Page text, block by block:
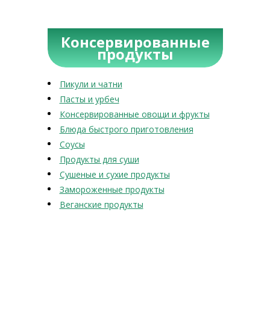
Консервированные
продукты
Пикули и чатни
Пасты и урбеч
Консервированные овощи и фрукты
Блюда быстрого приготовления
Соусы
Продукты для суши
Сушеные и сухие продукты
Замороженные продукты
Веганские продукты